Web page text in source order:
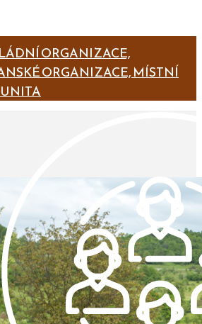
ORGANIZACE,
ORGANIZACE, MÍSTNÍ